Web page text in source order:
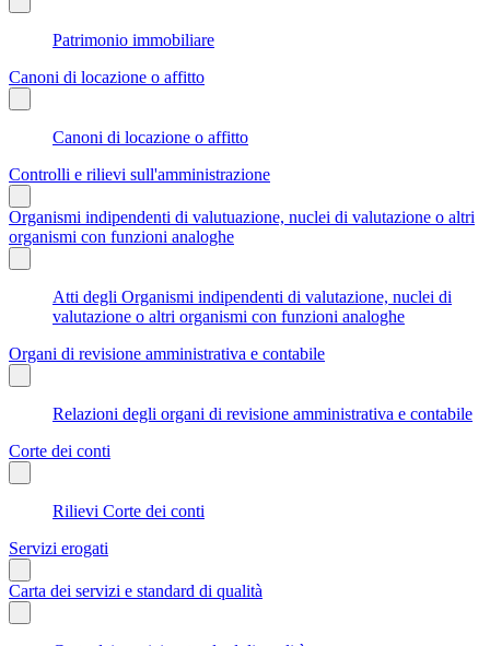
Patrimonio immobiliare
Canoni di locazione o affitto
Canoni di locazione o affitto
Controlli e rilievi sull'amministrazione
Organismi indipendenti di valutuazione, nuclei di valutazione o altri
organismi con funzioni analoghe
Atti degli Organismi indipendenti di valutazione, nuclei di
valutazione o altri organismi con funzioni analoghe
Organi di revisione amministrativa e contabile
Relazioni degli organi di revisione amministrativa e contabile
Corte dei conti
Rilievi Corte dei conti
Servizi erogati
Carta dei servizi e standard di qualità